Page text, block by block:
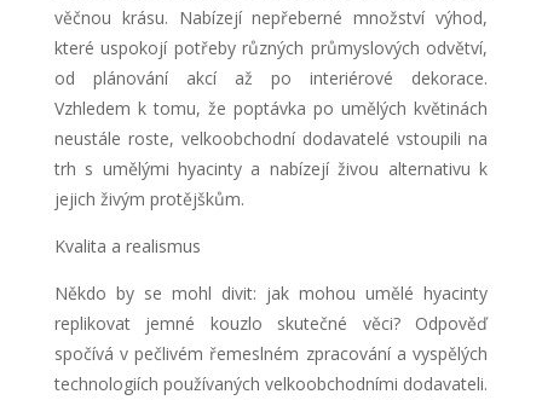
věčnou krásu. Nabízejí nepřeberné množství výhod,
které uspokojí potřeby různých průmyslových odvětví,
od plánování akcí až po interiérové ​​dekorace.
Vzhledem k tomu, že poptávka po umělých květinách
neustále roste, velkoobchodní dodavatelé vstoupili na
trh s umělými hyacinty a nabízejí živou alternativu k
jejich živým protějškům.
Kvalita a realismus
Někdo by se mohl divit: jak mohou umělé hyacinty
replikovat jemné kouzlo skutečné věci? Odpověď
spočívá v pečlivém řemeslném zpracování a vyspělých
technologiích používaných velkoobchodními dodavateli.